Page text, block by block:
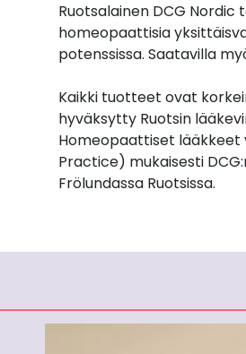
Ruotsalainen DCG
homeopaattisia
potenssissa. Saatavilla
Kaikki tuotteet ovat
hyväksytty Ruotsin
Homeopaattiset lääkkeet
Practice) mukaisesti
Frölundassa Ruotsissa.